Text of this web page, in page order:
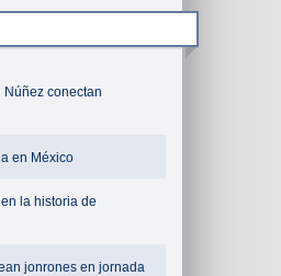
Núñez conectan
en México
la historia de
jonrones en jornada